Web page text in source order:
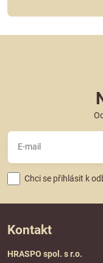
Chci se přihlásit k
Kontakt
HRASPO spol. s r.o.